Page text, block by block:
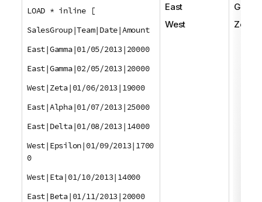
LOAD * inline [
SalesGroup|Team|Date|Amount
East|Gamma|01/05/2013|20000
East|Gamma|02/05/2013|20000
West|Zeta|01/06/2013|19000
East|Alpha|01/07/2013|25000
East|Delta|01/08/2013|14000
West|Epsilon|01/09/2013|1700
0
West|Eta|01/10/2013|14000
East|Beta|01/11/2013|20000
East
West
Zeta